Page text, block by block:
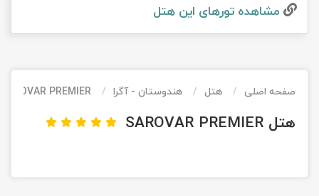
مشاهده تور‌های این هتل
صفحه اصلی هتل هندوستان - آگرا SAROVAR PREMIER
هتل SAROVAR PREMIER
تور کویر کاراکال
تور کویر مصر
تور کیش از ساری
اقساطی
تور کیش از بندرعباس
اقساطی
تور قزاقستان اقساطی
تور زیارتی اقساطی